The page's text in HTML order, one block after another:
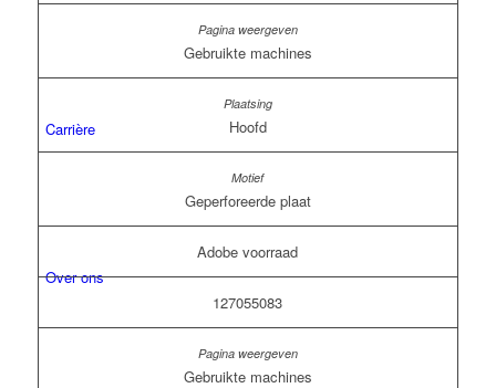
Carrière
Over ons
Gebruikte machines
Hoofd
Geperforeerde plaat
Adobe voorraad
127055083
Gebruikte machines